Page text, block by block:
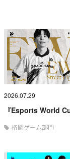
2026.07.29
『Esports World
格闘ゲーム部門